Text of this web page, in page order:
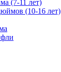
(7-11 лет)
(10-16 лет)